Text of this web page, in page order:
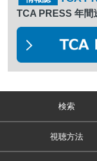
TCA PRESS 年間
検索
視聴方法